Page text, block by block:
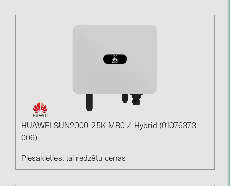
HUAWEI SUN2000-25K-MB0 / Hybrid (01076373-
006)
Piesakieties, lai redzētu cenas